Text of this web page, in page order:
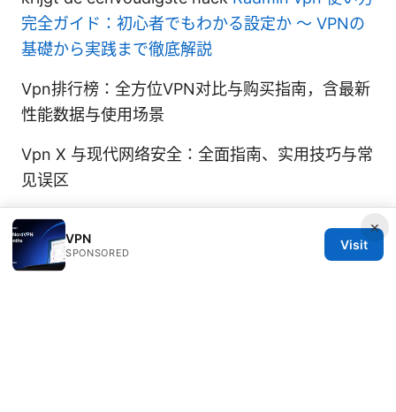
完全ガイド：初心者でもわかる設定か 〜 VPNの
基礎から実践まで徹底解説
Vpn排行榜：全方位VPN对比与购买指南，含最新
性能数据与使用场景
Vpn X 与现代网络安全：全面指南、实用技巧与常
见误区
×
VPN
SPONSORED
Visit